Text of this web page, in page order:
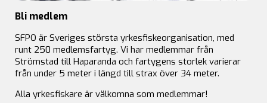
Bli medlem
SFPO är Sveriges största yrkesfiskeorganisation, med
runt 250 medlemsfartyg. Vi har medlemmar från
Strömstad till Haparanda och fartygens storlek varierar
från under 5 meter i längd till strax över 34 meter.
Alla yrkesfiskare är välkomna som medlemmar!